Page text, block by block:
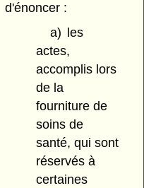
d'énoncer :
a)
les
actes,
accomplis lors
de la
fourniture de
soins de
santé, qui sont
réservés à
certaines